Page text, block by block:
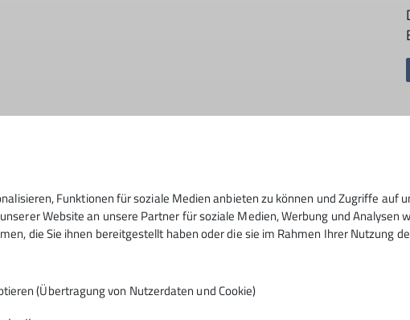
d)
Funktionen für soziale Medien anbieten zu können und Zugriffe auf
Website an unsere Partner für soziale Medien, Werbung und Analysen
die Sie ihnen bereitgestellt haben oder die sie im Rahmen Ihrer Nutzung
(Übertragung von Nutzerdaten und Cookie)